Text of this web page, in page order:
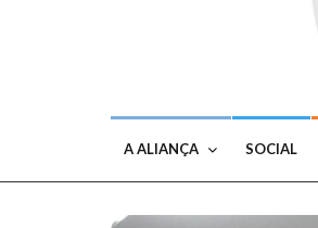
A ALIANÇA SOCIAL